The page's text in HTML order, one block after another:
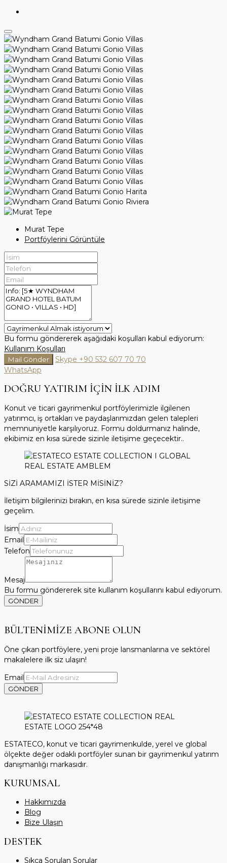
Murat Tepe
Portföylerini Görüntüle
Bu formu göndererek aşağıdaki koşulları kabul ediyorum:
Kullanım Koşulları
Mail Gönder Skype +90 532 607 70 70
WhatsApp
DOĞRU YATIRIM İÇİN İLK ADIM
Konut ve ticari gayrimenkul portföylerimizle ilgilenen
yatırımcı, iş ortakları ve paydaşlarımızdan gelen talepleri
memnuniyetle karşılıyoruz. Formu doldurmanız halinde,
ekibimiz en kısa sürede sizinle iletişime geçecektir..
SİZİ ARAMAMIZI İSTER MİSİNİZ?
İletişim bilgilerinizi bırakın, en kısa sürede sizinle iletişime
geçelim.
İsim
Email
Telefon
Mesaj
Bu formu göndererek site kullanım koşullarını kabul ediyorum.
GÖNDER
BÜLTENİMİZE ABONE OLUN
Öne çıkan portföylere, yeni proje lansmanlarına ve sektörel
makalelere ilk siz ulaşın!
Email
GÖNDER
ESTATECO, konut ve ticari gayrimenkulde, yerel ve global
ölçekte değer odaklı portföyler sunan bir gayrimenkul yatırım
danışmanlığı markasıdır.
KURUMSAL
Hakkımızda
Blog
Bize Ulaşın
DESTEK
Sıkça Sorulan Sorular